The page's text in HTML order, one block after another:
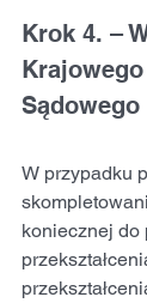
Krok 4. –
Sądowego
W przypadku
koniecznej do